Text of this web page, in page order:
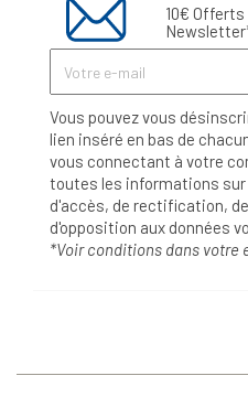
10€
Vous pouvez vous
lien inséré en bas de
vous connectant à votre
toutes les informations sur
d'accès, de rectification,
d'opposition aux données
*Voir conditions dans votre